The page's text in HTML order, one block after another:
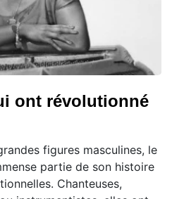
ont révolutionné
figures masculines, le
partie de son histoire
Chanteuses,